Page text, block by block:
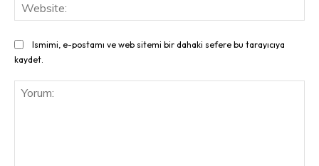
Ismimi, e-postamı ve web sitemi bir dahaki sefere bu tarayıcıya
kaydet.